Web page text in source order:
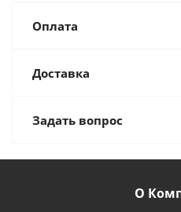
Оплата
Доставка
Задать вопрос
О